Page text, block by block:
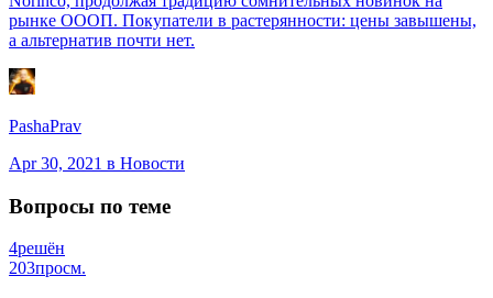
рынке ОООП. Покупатели в растерянности: цены завышены,
а альтернатив почти нет.
PashaPrav
Apr 30, 2021 в Новости
Вопросы по теме
4решён
203просм.